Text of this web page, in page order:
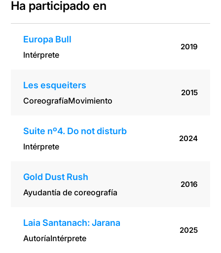
Ha participado en
Europa Bull
Intérprete
2019
Les esqueiters
CoreografíaMovimiento
2015
Suite nº4. Do not disturb
Intérprete
2024
Gold Dust Rush
Ayudantía de coreografía
2016
Laia Santanach: Jarana
AutoríaIntérprete
2025